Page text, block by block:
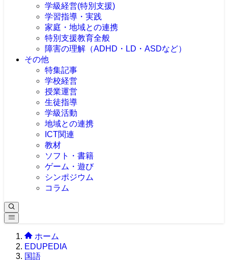
学級経営(特別支援)
学習指導・実践
家庭・地域との連携
特別支援教育全般
障害の理解（ADHD・LD・ASDなど）
その他
特集記事
学校経営
授業運営
生徒指導
学級活動
地域との連携
ICT関連
教材
ソフト・書籍
ゲーム・遊び
シンポジウム
コラム
ホーム
EDUPEDIA
国語